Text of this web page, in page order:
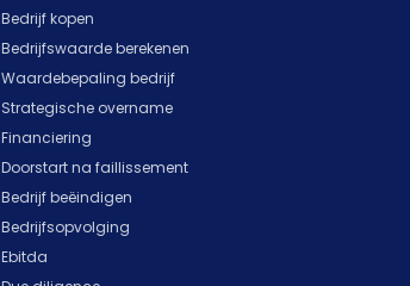
Bedrijf kopen
Bedrijfswaarde berekenen
Waardebepaling bedrijf
Strategische overname
Financiering
Doorstart na faillissement
Bedrijf beëindigen
Bedrijfsopvolging
Ebitda